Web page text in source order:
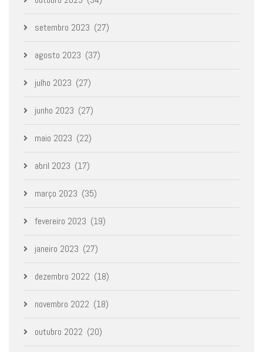
setembro 2023 (27)
agosto 2023 (37)
julho 2023 (27)
junho 2023 (27)
maio 2023 (22)
abril 2023 (17)
março 2023 (35)
fevereiro 2023 (19)
janeiro 2023 (27)
dezembro 2022 (18)
novembro 2022 (18)
outubro 2022 (20)